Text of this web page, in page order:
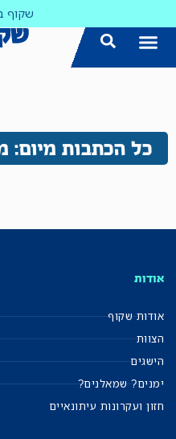
שקוף
כל הכתבות מיום: מרץ
אודות
אודות שקוף
הצוות
הישגים
ימנים? שמאלנים?
חזון ועקרונות עיתונאיים